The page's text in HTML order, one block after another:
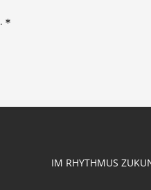
.
IM RHYTHMUS